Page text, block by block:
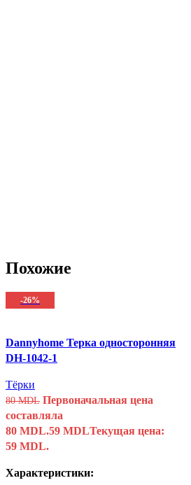
Похожие
-26%
Dannyhome Терка односторонняя
DH-1042-1
Тёрки
80MDL Первоначальная цена
составляла
80 MDL.59 MDLТекущая цена:
59 MDL.
Характеристики: